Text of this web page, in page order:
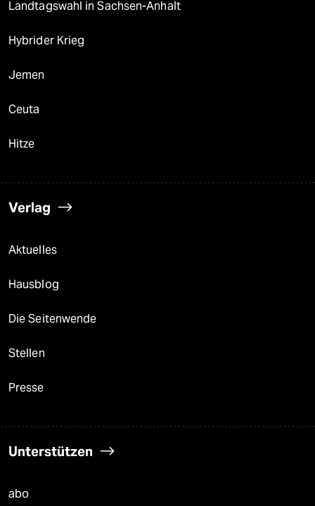
Landtagswahl in Sachsen-Anhalt
Hybrider Krieg
Jemen
Ceuta
Hitze
Verlag
Aktuelles
Hausblog
Die Seitenwende
Stellen
Presse
Unterstützen
abo